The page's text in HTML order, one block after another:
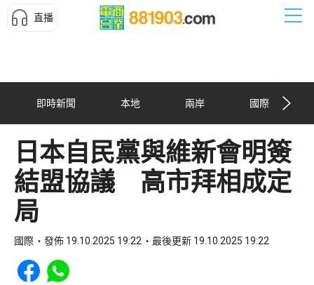
直播
即時新聞 本地 兩岸 國際
日本自民黨與維新會明簽
結盟協議 高市拜相成定
局
國際 發佈 19.10.2025 19:22 最後更新 19.10.2025 19:22
Share to Facebook
Share to WhatsApp